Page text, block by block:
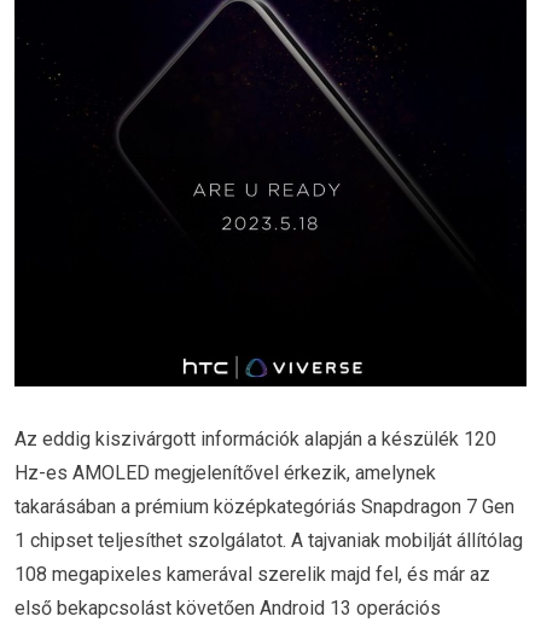
Az eddig kiszivárgott információk alapján a készülék 120
Hz-es AMOLED megjelenítővel érkezik, amelynek
takarásában a prémium középkategóriás Snapdragon 7 Gen
1 chipset teljesíthet szolgálatot. A tajvaniak mobilját állítólag
108 megapixeles kamerával szerelik majd fel, és már az
első bekapcsolást követően Android 13 operációs